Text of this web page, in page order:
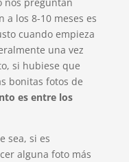
a los 8-10 meses es
cuando empieza
una vez
si hubiese que
bonitas fotos de
es entre los
sea, si es
alguna foto más